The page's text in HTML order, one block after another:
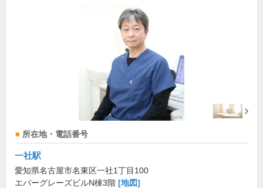
所在地・電話番号
一社駅
愛知県名古屋市名東区一社1丁目100
エバーグレーズビルN棟3階 [地図]